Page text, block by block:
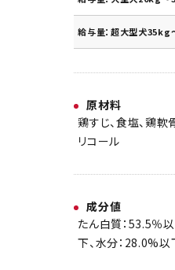
給与量：超大型犬35kg
原材料
鶏すじ、食塩、鶏
リコール
成分値
たん白質：53.5％
下、水分：28.0%以